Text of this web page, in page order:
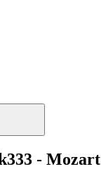
- Mozart